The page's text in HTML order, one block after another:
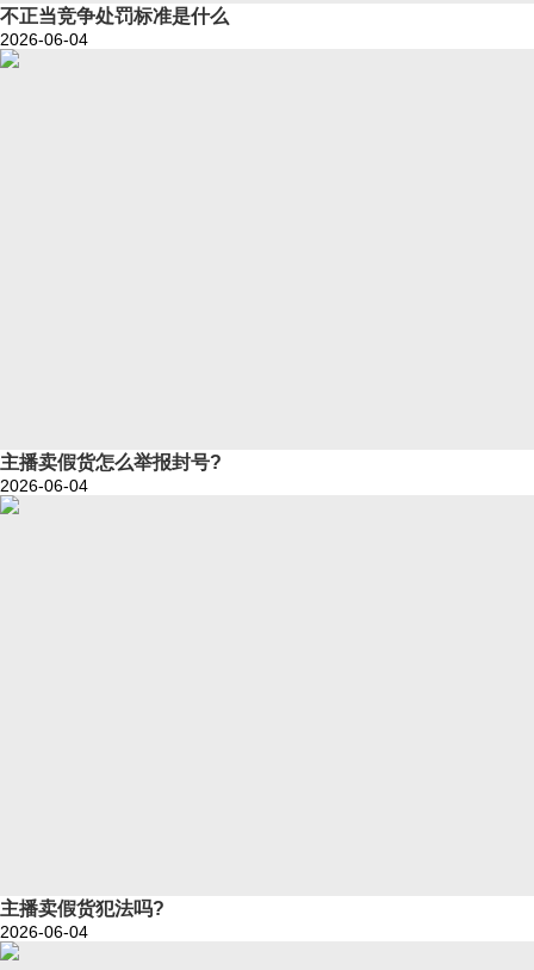
不正当竞争处罚标准是什么
2026-06-04
主播卖假货怎么举报封号?
2026-06-04
主播卖假货犯法吗?
2026-06-04